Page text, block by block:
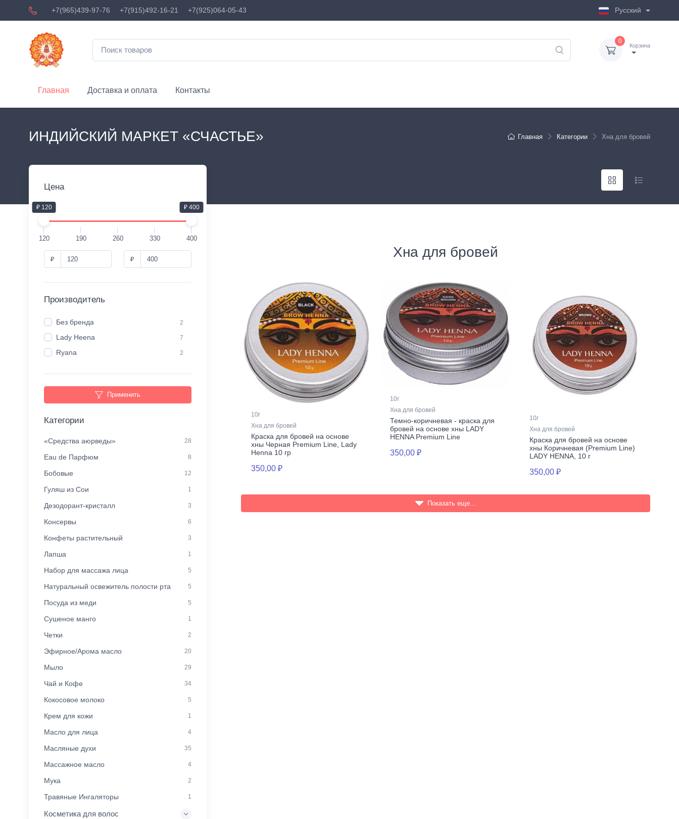
+7(965)439-97-76 +7(915)492-16-21 +7(925)064-05-43 Русский
0
Корзина
Главная Доставка и оплата Контакты
Главная Категории Хна для бровей
ИНДИЙСКИЙ МАРКЕТ «СЧАСТЬЕ»
Цена
₽ 120 ₽ 400
120 190 260 330 400
₽ ₽
Производитель
Без бренда 2
Lady Heena 7
Ryana 2
Применить
Категории
«Средства аюрведы» 28
Eau de Парфюм 8
Бобовые 12
Гуляш из Сои 1
Дезодорант-кристалл 3
Консервы 6
Конфеты растительный 3
Лапша 1
Набор для массажа лица 5
Натуральный освежитель полости рта 5
Посуда из меди 5
Сушеное манго 1
Четки 2
Эфирное/Арома масло 20
Мыло 29
Чай и Кофе 34
Кокосовое молоко 5
Крем для кожи 1
Масло для лица 4
Масляные духи 35
Массажное масло 4
Мука 2
Травяные Ингаляторы 1
Косметика для волос
Хна для бровей
10г
Хна для бровей
Краска для бровей на основе
хны Черная Premium Line, Lady
Henna 10 гр
350,00 ₽
10г
Хна для бровей
Темно-коричневая - краска для
бровей на основе хны LADY
HENNA Premium Line
350,00 ₽
10г
Хна для бровей
Краска для бровей на основе
хны Коричневая (Premium Line)
LADY HENNA, 10 г
350,00 ₽
Показать еще...